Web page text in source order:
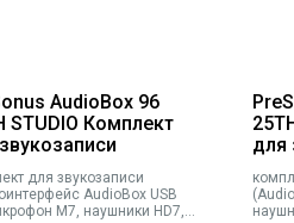
AudioBox 96
STUDIO Комплект
для звукозаписи
AudioBox USB
M7, наушники HD7,
для